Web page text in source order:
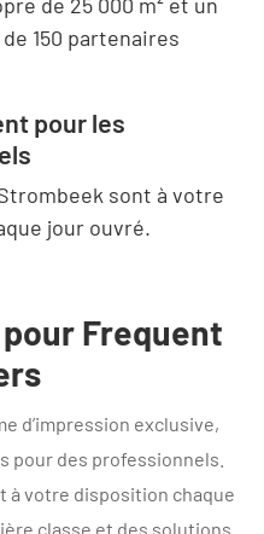
150 partenaires
pour les
sont à votre
jour ouvré.
Frequent
d’impression exclusive,
pour des professionnels.
à votre disposition chaque
classe et des solutions